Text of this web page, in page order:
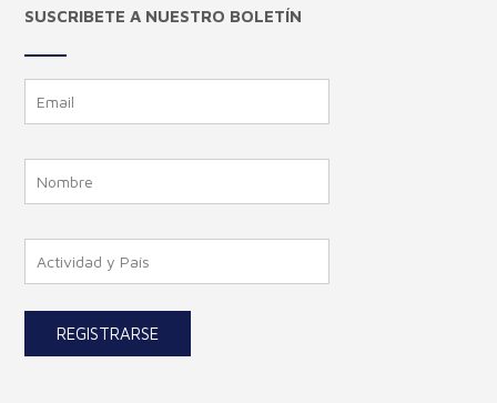
SUSCRIBETE A NUESTRO BOLETÍN